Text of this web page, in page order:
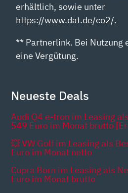
erhältlich, sowie unter
https://www.dat.de/co2/.
** Partnerlink. Bei Nutzung
eine Vergütung.
Neueste Deals
Audi Q4 e-tron im Leasing
549 Euro im Monat brutto
💥 VW Golf im Leasing als
Euro im Monat netto
Cupra Born im Leasing als
Euro im Monat brutto